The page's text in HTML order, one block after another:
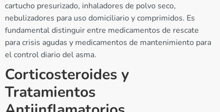
cartucho presurizado, inhaladores de polvo seco,
nebulizadores para uso domiciliario y comprimidos. Es
fundamental distinguir entre medicamentos de rescate
para crisis agudas y medicamentos de mantenimiento para
el control diario del asma.
Corticosteroides y
Tratamientos